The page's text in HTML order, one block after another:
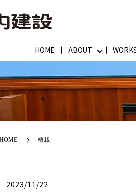
HOME ABOUT WORKS
HOME 植栽
2023/11/22